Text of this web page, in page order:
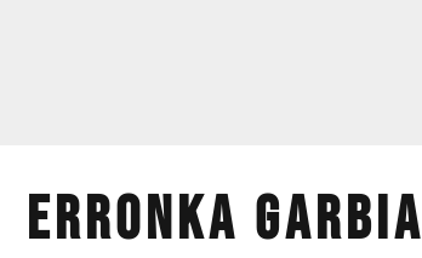
ERRONKA GARBIA